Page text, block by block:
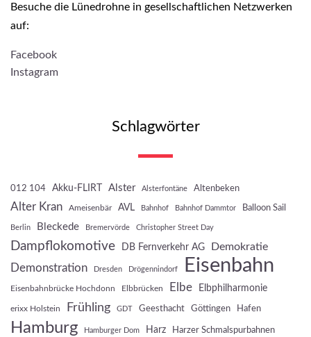
Besuche die Lünedrohne in gesellschaftlichen Netzwerken
auf:
Facebook
Instagram
Schlagwörter
012 104 Akku-FLIRT Alster Alsterfontäne Altenbeken
Alter Kran Ameisenbär AVL Bahnhof Bahnhof Dammtor Balloon Sail
Berlin Bleckede Bremervörde Christopher Street Day
Dampflokomotive DB Fernverkehr AG Demokratie
Demonstration Dresden Drögennindorf Eisenbahn
Eisenbahnbrücke Hochdonn Elbbrücken Elbe Elbphilharmonie
erixx Holstein Frühling GDT Geesthacht Göttingen Hafen
Hamburg Hamburger Dom Harz Harzer Schmalspurbahnen